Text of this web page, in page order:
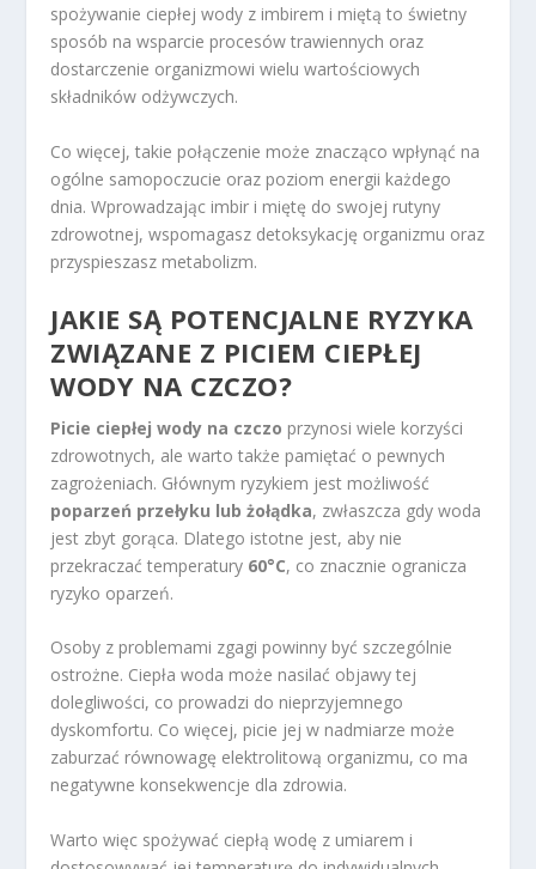
spożywanie ciepłej wody z imbirem i miętą to świetny
sposób na wsparcie procesów trawiennych oraz
dostarczenie organizmowi wielu wartościowych
składników odżywczych.
Co więcej, takie połączenie może znacząco wpłynąć na
ogólne samopoczucie oraz poziom energii każdego
dnia. Wprowadzając imbir i miętę do swojej rutyny
zdrowotnej, wspomagasz detoksykację organizmu oraz
przyspieszasz metabolizm.
JAKIE SĄ POTENCJALNE RYZYKA
ZWIĄZANE Z PICIEM CIEPŁEJ
WODY NA CZCZO?
Picie ciepłej wody na czczo przynosi wiele korzyści
zdrowotnych, ale warto także pamiętać o pewnych
zagrożeniach. Głównym ryzykiem jest możliwość
poparzeń przełyku lub żołądka, zwłaszcza gdy woda
jest zbyt gorąca. Dlatego istotne jest, aby nie
przekraczać temperatury 60°C, co znacznie ogranicza
ryzyko oparzeń.
Osoby z problemami zgagi powinny być szczególnie
ostrożne. Ciepła woda może nasilać objawy tej
dolegliwości, co prowadzi do nieprzyjemnego
dyskomfortu. Co więcej, picie jej w nadmiarze może
zaburzać równowagę elektrolitową organizmu, co ma
negatywne konsekwencje dla zdrowia.
Warto więc spożywać ciepłą wodę z umiarem i